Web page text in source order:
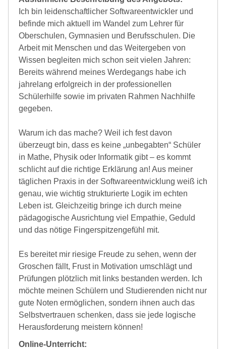
Ich bin leidenschaftlicher Softwareentwickler und
befinde mich aktuell im Wandel zum Lehrer für
Oberschulen, Gymnasien und Berufsschulen. Die
Arbeit mit Menschen und das Weitergeben von
Wissen begleiten mich schon seit vielen Jahren:
Bereits während meines Werdegangs habe ich
jahrelang erfolgreich in der professionellen
Schülerhilfe sowie im privaten Rahmen Nachhilfe
gegeben.
Warum ich das mache? Weil ich fest davon
überzeugt bin, dass es keine „unbegabten“ Schüler
in Mathe, Physik oder Informatik gibt – es kommt
schlicht auf die richtige Erklärung an! Aus meiner
täglichen Praxis in der Softwareentwicklung weiß ich
genau, wie wichtig strukturierte Logik im echten
Leben ist. Gleichzeitig bringe ich durch meine
pädagogische Ausrichtung viel Empathie, Geduld
und das nötige Fingerspitzengefühl mit.
Es bereitet mir riesige Freude zu sehen, wenn der
Groschen fällt, Frust in Motivation umschlägt und
Prüfungen plötzlich mit links bestanden werden. Ich
möchte meinen Schülern und Studierenden nicht nur
gute Noten ermöglichen, sondern ihnen auch das
Selbstvertrauen schenken, dass sie jede logische
Herausforderung meistern können!
Online-Unterricht: